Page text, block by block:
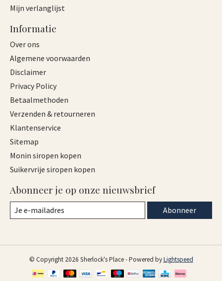
Mijn verlanglijst
Informatie
Over ons
Algemene voorwaarden
Disclaimer
Privacy Policy
Betaalmethoden
Verzenden & retourneren
Klantenservice
Sitemap
Monin siropen kopen
Suikervrije siropen kopen
Abonneer je op onze nieuwsbrief
Abonneer
© Copyright 2026 Sherlock's Place - Powered byLightspeed